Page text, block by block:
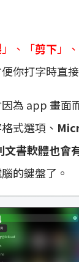
」、「剪下」
便你打字時直
為 app 畫面
式選項、
書軟體也會
的鍵盤了。